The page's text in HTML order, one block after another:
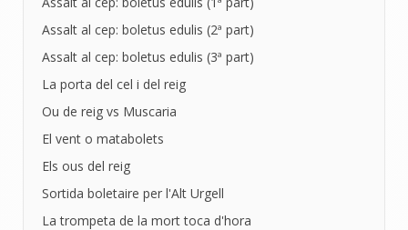
Assalt al cep: boletus edulis (2ª part)
Assalt al cep: boletus edulis (3ª part)
La porta del cel i del reig
Ou de reig vs Muscaria
El vent o matabolets
Els ous del reig
Sortida boletaire per l'Alt Urgell
La trompeta de la mort toca d'hora